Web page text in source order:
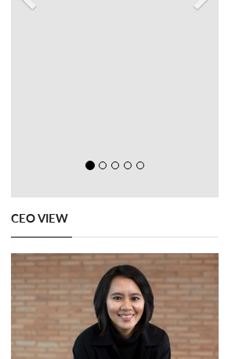
CEO VIEW
Previous Next